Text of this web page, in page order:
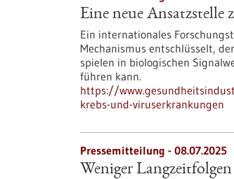
Eine neue
Ein internationales
Mechanismus entschlüsselt,
spielen in biologischen
führen kann.
https://
krebs-und-viruserkrankungen
Pressemitteilung - 08.07.2025
Weniger